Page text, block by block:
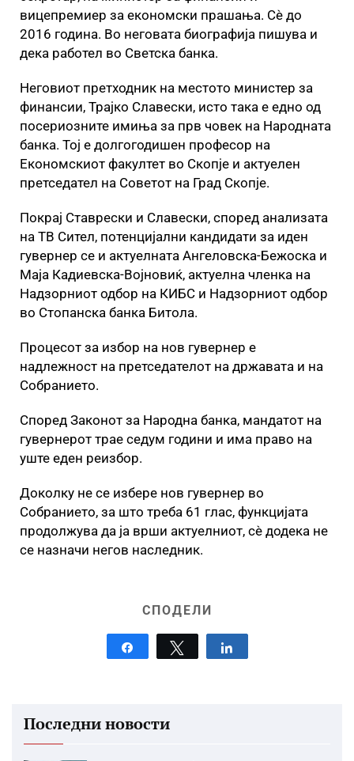
вицепремиер за економски прашања. Сè до
2016 година. Во неговата биографија пишува и
дека работел во Светска банка.
Неговиот претходник на местото министер за
финансии, Трајко Славески, исто така е едно од
посериозните имиња за прв човек на Народната
банка. Тој е долгогодишен професор на
Економскиот факултет во Скопје и актуелен
претседател на Советот на Град Скопје.
Покрај Ставрески и Славески, според анализата
на ТВ Сител, потенцијални кандидати за иден
гувернер се и актуелната Ангеловска-Бежоска и
Маја Кадиевска-Војновиќ, актуелна членка на
Надзорниот одбор на КИБС и Надзорниот одбор
во Стопанска банка Битола.
Процесот за избор на нов гувернер е
надлежност на претседателот на државата и на
Собранието.
Според Законот за Народна банка, мандатот на
гувернерот трае седум години и има право на
уште еден реизбор.
Доколку не се избере нов гувернер во
Собранието, за што треба 61 глас, функцијата
продолжува да ја врши актуелниот, сè додека не
се назначи негов наследник.
СПОДЕЛИ
Tweet
Последни новости